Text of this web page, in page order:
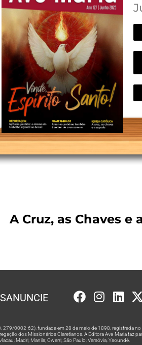
A Cruz, as Chaves e
ANUNCIE
279/0002-62), fundada em 28 de maio de 1898, registrada
dos Missionários Claretianos. A Editora Ave-Maria faz
Madri; Manila; Owerri; São Paulo; Varsóvia; Yaoundé.